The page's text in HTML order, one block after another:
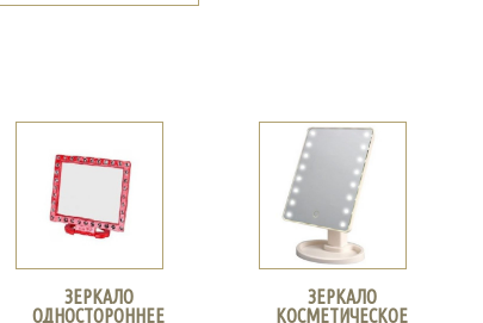
ЗЕРКАЛО
ОДНОСТОРОННЕЕ
ЗЕРКАЛО
КОСМЕТИЧЕСКОЕ